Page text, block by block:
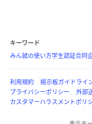
キーワード
みん就の使い方学生認証合同
利用規約 掲示板ガイドライ
プライバシーポリシー
外部
カスタマーハラスメントポリ